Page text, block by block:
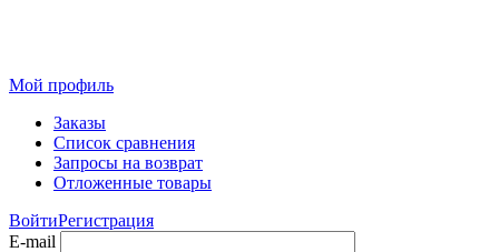
Мой профиль
Заказы
Список сравнения
Запросы на возврат
Отложенные товары
ВойтиРегистрация
E-mail